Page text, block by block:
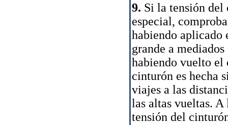
9. Si la tensión del
especial,
habiendo aplicado
grande a
habiendo vuelto el
cinturón es hecha
viajes a las
las altas vueltas.
tensión del